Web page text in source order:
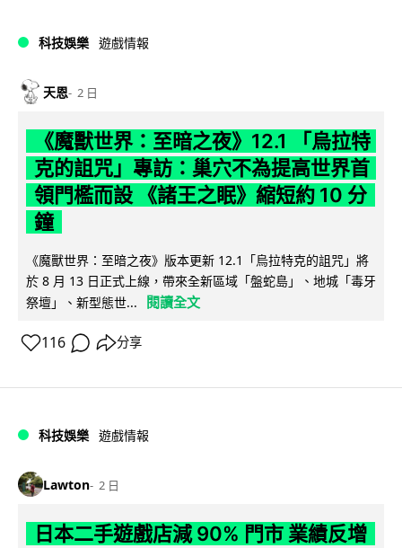
科技娛樂 遊戲情報
天恩 2 日
《魔獸世界：至暗之夜》12.1 「烏拉特
克的詛咒」專訪：巢穴不為提高世界首
領門檻而設 《諸王之眠》縮短約 10 分
鐘
《魔獸世界：至暗之夜》版本更新 12.1「烏拉特克的詛咒」將
於 8 月 13 日正式上線，帶來全新區域「盤蛇島」、地城「毒牙
祭壇」、新型態世...
閱讀全文
116 分享
科技娛樂 遊戲情報
Lawton 2 日
日本二手遊戲店減 90% 門市 業績反增